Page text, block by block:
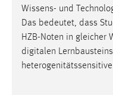
Wissens- und
Das bedeutet, dass
HZB-Noten in gleicher
digitalen